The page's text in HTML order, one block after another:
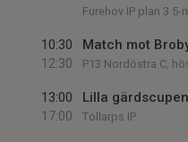
Furehov IP plan 3 5-
10:30
12:30
Match mot
P13 Nordöstra C,
13:00
17:00
Lilla gärdscupen
Tollarps IP